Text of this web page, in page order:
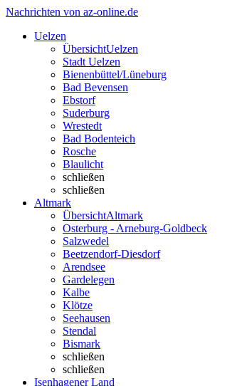
Nachrichten von az-online.de
Uelzen
ÜbersichtUelzen
Stadt Uelzen
Bienenbüttel/Lüneburg
Bad Bevensen
Ebstorf
Suderburg
Wrestedt
Bad Bodenteich
Rosche
Blaulicht
schließen
schließen
Altmark
ÜbersichtAltmark
Osterburg - Arneburg-Goldbeck
Salzwedel
Beetzendorf-Diesdorf
Arendsee
Gardelegen
Kalbe
Klötze
Seehausen
Stendal
Bismark
schließen
schließen
Isenhagener Land